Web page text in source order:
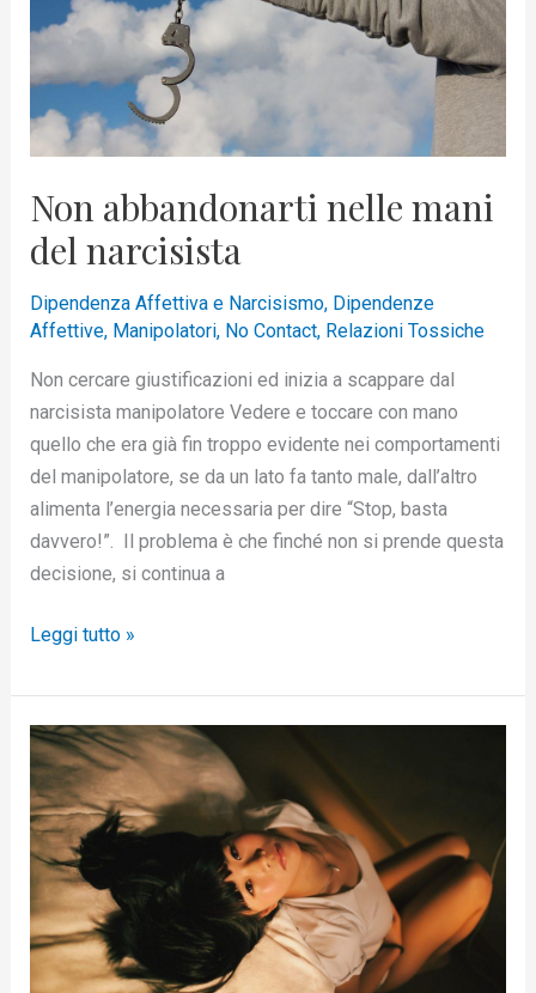
Non abbandonarti nelle mani
del narcisista
Dipendenza Affettiva e Narcisismo, Dipendenze
Affettive, Manipolatori, No Contact, Relazioni Tossiche
Non cercare giustificazioni ed inizia a scappare dal
narcisista manipolatore Vedere e toccare con mano
quello che era già fin troppo evidente nei comportamenti
del manipolatore, se da un lato fa tanto male, dall’altro
alimenta l’energia necessaria per dire “Stop, basta
davvero!”. Il problema è che finché non si prende questa
decisione, si continua a
narcisista
Leggi tutto »
Trauma
bonding
e
relazione
sadomaso